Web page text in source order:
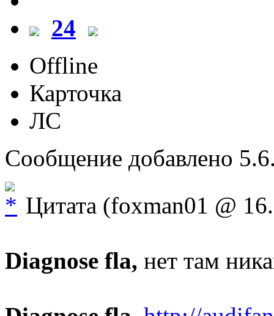
24
Offline
Карточка
ЛС
Сообщение добавлено
Цитата (foxman01 @
Diagnose fla, нет там